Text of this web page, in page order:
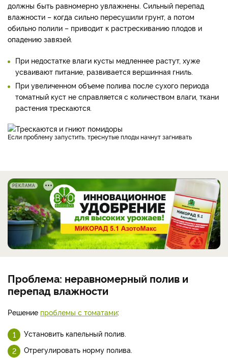
должны быть равномерно увлажнены. Сильный перепад
влажности – когда сильно пересушили грунт, а потом
обильно полили – приводит к растрескиванию плодов и
опадению завязей.
При недостатке влаги кусты медленнее растут, хуже
усваивают питание, развивается вершинная гниль.
При увеличенном объеме полива после сухого периода
томатный куст не справляется с количеством влаги, ткани
растения трескаются.
Если проблему запустить, треснутые плоды начнут загнивать
РЕКЛАМА
Проблема: неравномерный полив и
перепад влажности
Решение проблемы с томатами:
Установить капельный полив.
Отрегулировать норму полива.